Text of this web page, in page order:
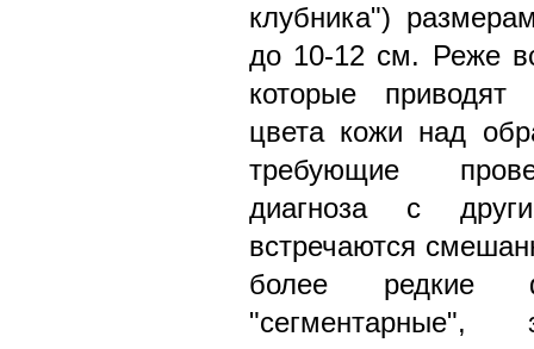
клубника")
до 10-12 см. Реже
которые
цвета кожи над
требующие
диагноза с
встречаются
более редкие
"сегментарные",